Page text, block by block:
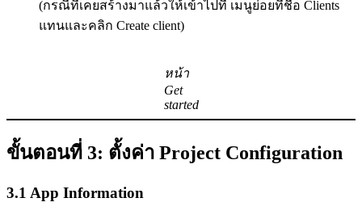
(กรณีที่เคยสร้างมาแล้วให้เข้าไปที่ เมนูย่อยที่ชื่อ Clients
แทนและคลิก Create client)
หน้า
Get
started
ขั้นตอนที่ 3: ตั้งค่า Project Configuration
3.1 App Information